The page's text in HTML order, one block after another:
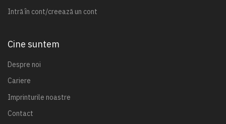
Intră în cont/creează un cont
Cine suntem
Despre noi
Cariere
Imprinturile noastre
Contact